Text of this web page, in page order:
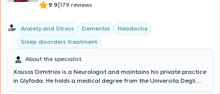
9.9|179 reviews
Anxiety and Stress Dementia
Headache
Sleep disorders treatment
About the specialist
Xousos Dimitrios is a Neurologist and maintains his private practice
in Glyfada. He holds a medical degree from the Universita Degli